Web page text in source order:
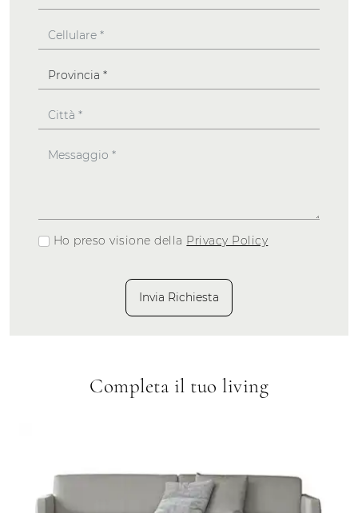
Ho preso visione della Privacy Policy
Invia Richiesta
Completa il tuo living